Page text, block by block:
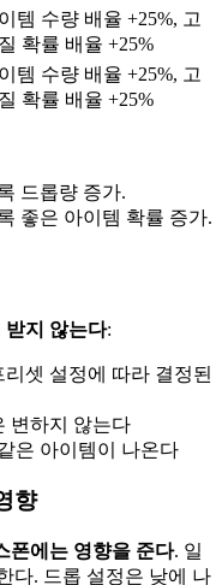
템 수량 배율 +25%, 고
확률 배율 +25%
템 수량 배율 +25%, 고
확률 배율 +25%
드롭량 증가.
좋은 아이템 확률 증가.
받지 않는다:
셋 설정에 따라 결정된
변하지 않는다
은 아이템이 나온다
향
폰에는 영향을 준다. 일
다. 드롭 설정은 낮에 나